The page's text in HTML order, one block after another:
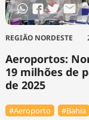
REGIÃO NORDESTE
Aeroportos:
19 milhões de
de 2025
#Aeroporto #Bahia